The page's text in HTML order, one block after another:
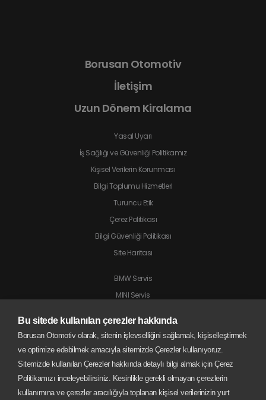
Bu sitede kullanılan çerezler hakkında
Borusan Otomotiv olarak, sitenin işlevselliğini sağlamak, kişiselleştirmek
ve optimize edebilmek amacıyla sitemizde Çerezler kullanıyoruz.
Sitemizde kullanılan Çerezler hakkında detaylı bilgi almak için Çerez
Politikamızı inceleyebilirsiniz. Kesinlikle gerekli olmayan çerezlerin
kullanımına ve çerezler aracılığıyla toplanan kişisel verilerinizin yurt
Borusan Otomotiv
İletişim
Uzun Dönem Kiralama
Yasal Uyarı
İş Sağlığı ve Güvenliği Politikamız
Kişisel Verilerin Korunması
Bilgi Toplumu Hizmetleri
Turuncu Etik
Çerez Politikası
Bilgi Güvenliği Politikası
Site Haritası
BMW Servis
MINI Servis
Land Rover Servis
BMW Motorrad Servis